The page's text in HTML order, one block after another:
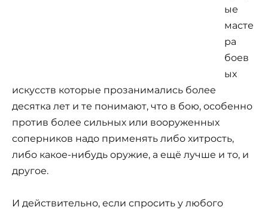
ые
масте
ра
боев
ых
искусств которые прозанимались более
десятка лет и те понимают, что в бою, особенно
против более сильных или вооруженных
соперников надо применять либо хитрость,
либо какое-нибудь оружие, а ещё лучше и то, и
другое.
И действительно, если спросить у любого